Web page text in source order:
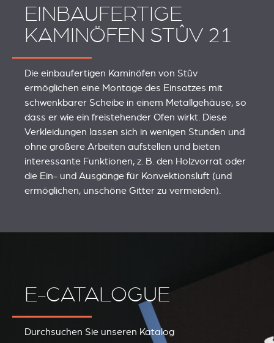
EINBAUFERTIGE
KAMINÖFEN STÛV 21
Die einbaufertigen Kaminöfen von Stûv
ermöglichen eine Montage des Einsatzes mit
schwenkbarer Scheibe in einem Metallgehäuse, so
dass er wie ein freistehender Ofen wirkt. Diese
Verkleidungen lassen sich in wenigen Stunden und
ohne größere Arbeiten aufstellen und bieten
interessante Funktionen, z. B. den Holzvorrat oder
die Ein- und Ausgänge für Konvektionsluft (und
ermöglichen, unschöne Gitter zu vermeiden).
E-CATALOGUE
Durchsuchen Sie unseren Katalog